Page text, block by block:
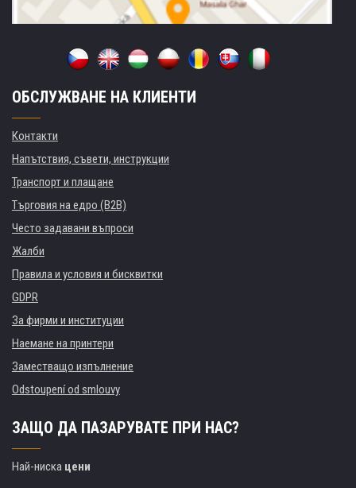
ОБСЛУЖВАНЕ НА КЛИЕНТИ
Контакти
Напътствия, съвети, инструкции
Транспорт и плащане
Търговия на едро (B2B)
Често задавани въпроси
Жалби
Правила и условия и бисквитки
GDPR
За фирми и институции
Наемане на принтери
Заместващо изпълнение
Odstoupení od smlouvy
ЗАЩО ДА ПАЗАРУВАТЕ ПРИ НАС?
Най-ниска цени